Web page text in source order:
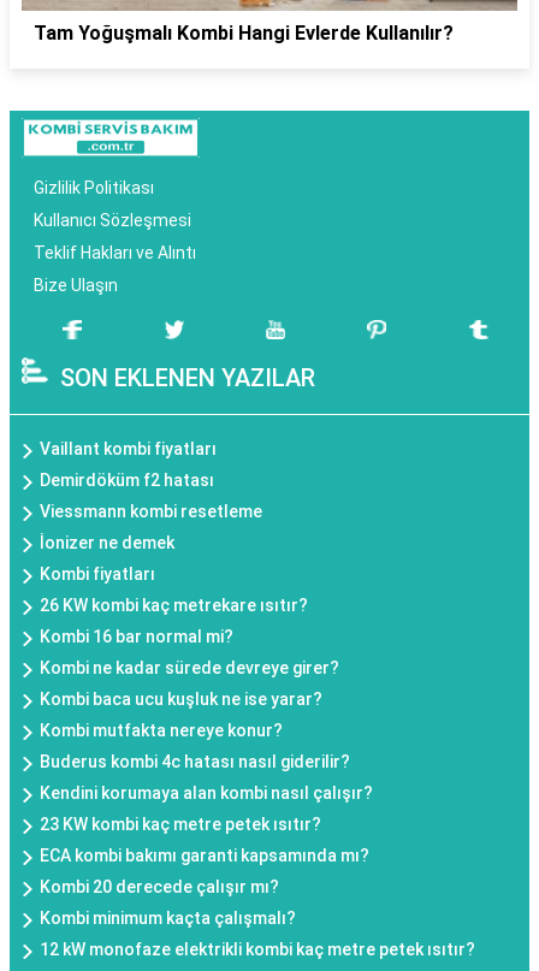
Tam Yoğuşmalı Kombi Hangi Evlerde Kullanılır?
Gizlilik Politikası
Kullanıcı Sözleşmesi
Teklif Hakları ve Alıntı
Bize Ulaşın
SON EKLENEN YAZILAR
Vaillant kombi fiyatları
Demirdöküm f2 hatası
Viessmann kombi resetleme
İonizer ne demek
Kombi fiyatları
26 KW kombi kaç metrekare ısıtır?
Kombi 16 bar normal mi?
Kombi ne kadar sürede devreye girer?
Kombi baca ucu kuşluk ne ise yarar?
Kombi mutfakta nereye konur?
Buderus kombi 4c hatası nasıl giderilir?
Kendini korumaya alan kombi nasıl çalışır?
23 KW kombi kaç metre petek ısıtır?
ECA kombi bakımı garanti kapsamında mı?
Kombi 20 derecede çalışır mı?
Kombi minimum kaçta çalışmalı?
12 kW monofaze elektrikli kombi kaç metre petek ısıtır?